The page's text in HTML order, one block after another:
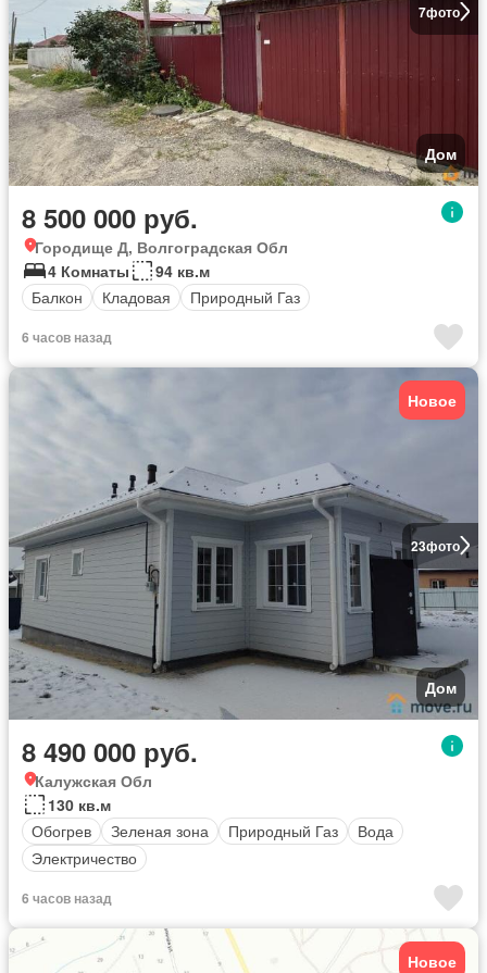
7фото
Дом
8 500 000 руб.
Городище Д, Волгоградская Обл
4 Комнаты
94 кв.м
Балкон
Кладовая Природный Газ
6 часов назад
23фото
Новое
Дом
8 490 000 руб.
Калужская Обл
130 кв.м
Обогрев
Зеленая зона Природный Газ
Вода
Электричество
6 часов назад
Новое